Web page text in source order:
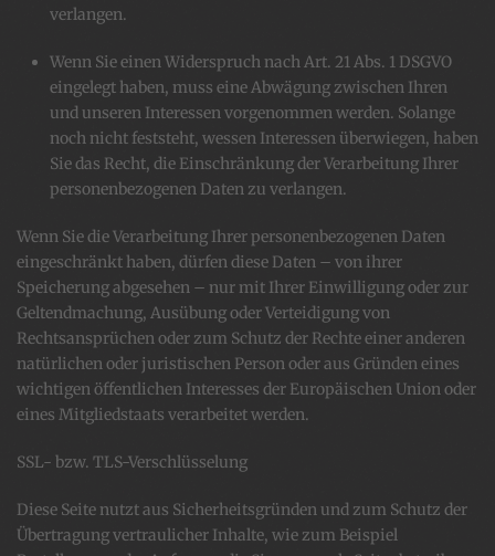
verlangen.
Wenn Sie einen Widerspruch nach Art. 21 Abs. 1 DSGVO
eingelegt haben, muss eine Abwägung zwischen Ihren
und unseren Interessen vorgenommen werden. Solange
noch nicht feststeht, wessen Interessen überwiegen, haben
Sie das Recht, die Einschränkung der Verarbeitung Ihrer
personenbezogenen Daten zu verlangen.
Wenn Sie die Verarbeitung Ihrer personenbezogenen Daten
eingeschränkt haben, dürfen diese Daten – von ihrer
Speicherung abgesehen – nur mit Ihrer Einwilligung oder zur
Geltendmachung, Ausübung oder Verteidigung von
Rechtsansprüchen oder zum Schutz der Rechte einer anderen
natürlichen oder juristischen Person oder aus Gründen eines
wichtigen öffentlichen Interesses der Europäischen Union oder
eines Mitgliedstaats verarbeitet werden.
SSL- bzw. TLS-Verschlüsselung
Diese Seite nutzt aus Sicherheitsgründen und zum Schutz der
Übertragung vertraulicher Inhalte, wie zum Beispiel